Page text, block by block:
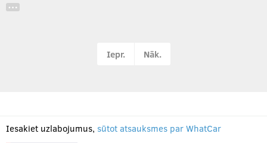
…
Iepr. Nāk.
Iesakiet uzlabojumus, sūtot atsauksmes par WhatCar